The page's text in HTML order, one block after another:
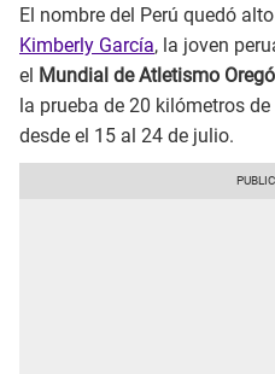
El nombre del Perú quedó
Kimberly García, la joven
el Mundial de Atletismo
la prueba de 20 kilómetros
desde el 15 al 24 de julio.